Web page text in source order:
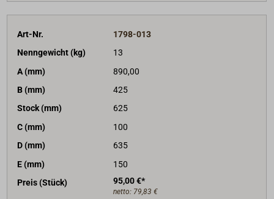
Art-Nr.
1798-013
Nenngewicht (kg)
13
A (mm)
890,00
B (mm)
425
Stock (mm)
625
C (mm)
100
D (mm)
635
E (mm)
150
Preis (Stück)
95,00 €*
netto: 79,83 €